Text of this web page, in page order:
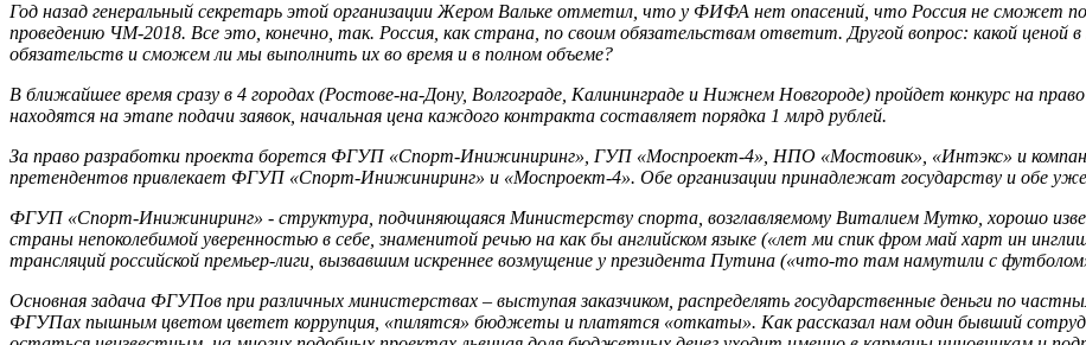
Год назад генеральный секретарь этой организации Жером Вальке отметил, что у ФИФА нет опасений, что Россия не сможет
проведению ЧМ-2018. Все это, конечно, так. Россия, как страна, по своим обязательствам ответит. Другой вопрос: какой ценой
обязательств и сможем ли мы выполнить их во время и в полном объеме?
В ближайшее время сразу в 4 городах (Ростове-на-Дону, Волгограде, Калининграде и Нижнем Новгороде) пройдет конкурс на
находятся на этапе подачи заявок, начальная цена каждого контракта составляет порядка 1 млрд рублей.
За право разработки проекта борется ФГУП «Спорт-Инижиниринг», ГУП «Моспроект-4», НПО «Мостовик», «Интэкс» и
претендентов привлекает ФГУП «Спорт-Инижиниринг» и «Моспроект-4». Обе организации принадлежат государству и обе
ФГУП «Спорт-Инижиниринг» - структура, подчиняющаяся Министерству спорта, возглавляемому Виталием Мутко, хорошо
страны непоколебимой уверенностью в себе, знаменитой речью на как бы английском языке («лет ми спик фром май харт ин
трансляций российской премьер-лиги, вызвавшим искреннее возмущение у президента Путина («что-то там намутили с
Основная задача ФГУПов при различных министерствах – выступая заказчиком, распределять государственные деньги по
ФГУПах пышным цветом цветет коррупция, «пилятся» бюджеты и платятся «откаты». Как рассказал нам один бывший